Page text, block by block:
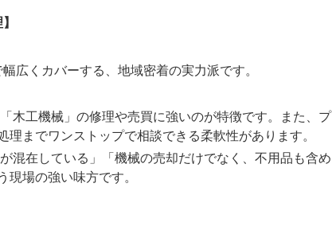
広くカバーする、地域密着の実力派です。
木工機械」の修理や売買に強いのが特徴です。また、プ
までワンストップで相談できる柔軟性があります。
混在している」「機械の売却だけでなく、不用品も含め
現場の強い味方です。